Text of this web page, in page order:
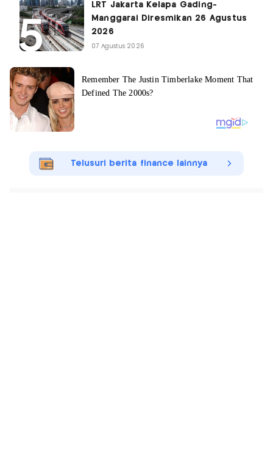
LRT Jakarta Kelapa Gading-
Manggarai Diresmikan 26 Agustus
2026
07 Agustus 2026
Telusuri berita finance lainnya